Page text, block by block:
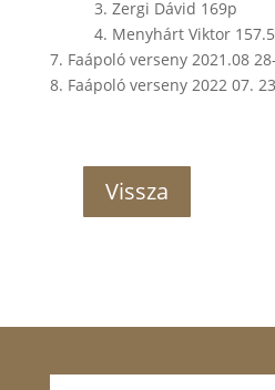
3. Zergi Dávid 169p
4. Menyhárt Viktor 157.5
7. Faápoló verseny 2021.08
8. Faápoló verseny 2022 07.
Vissza